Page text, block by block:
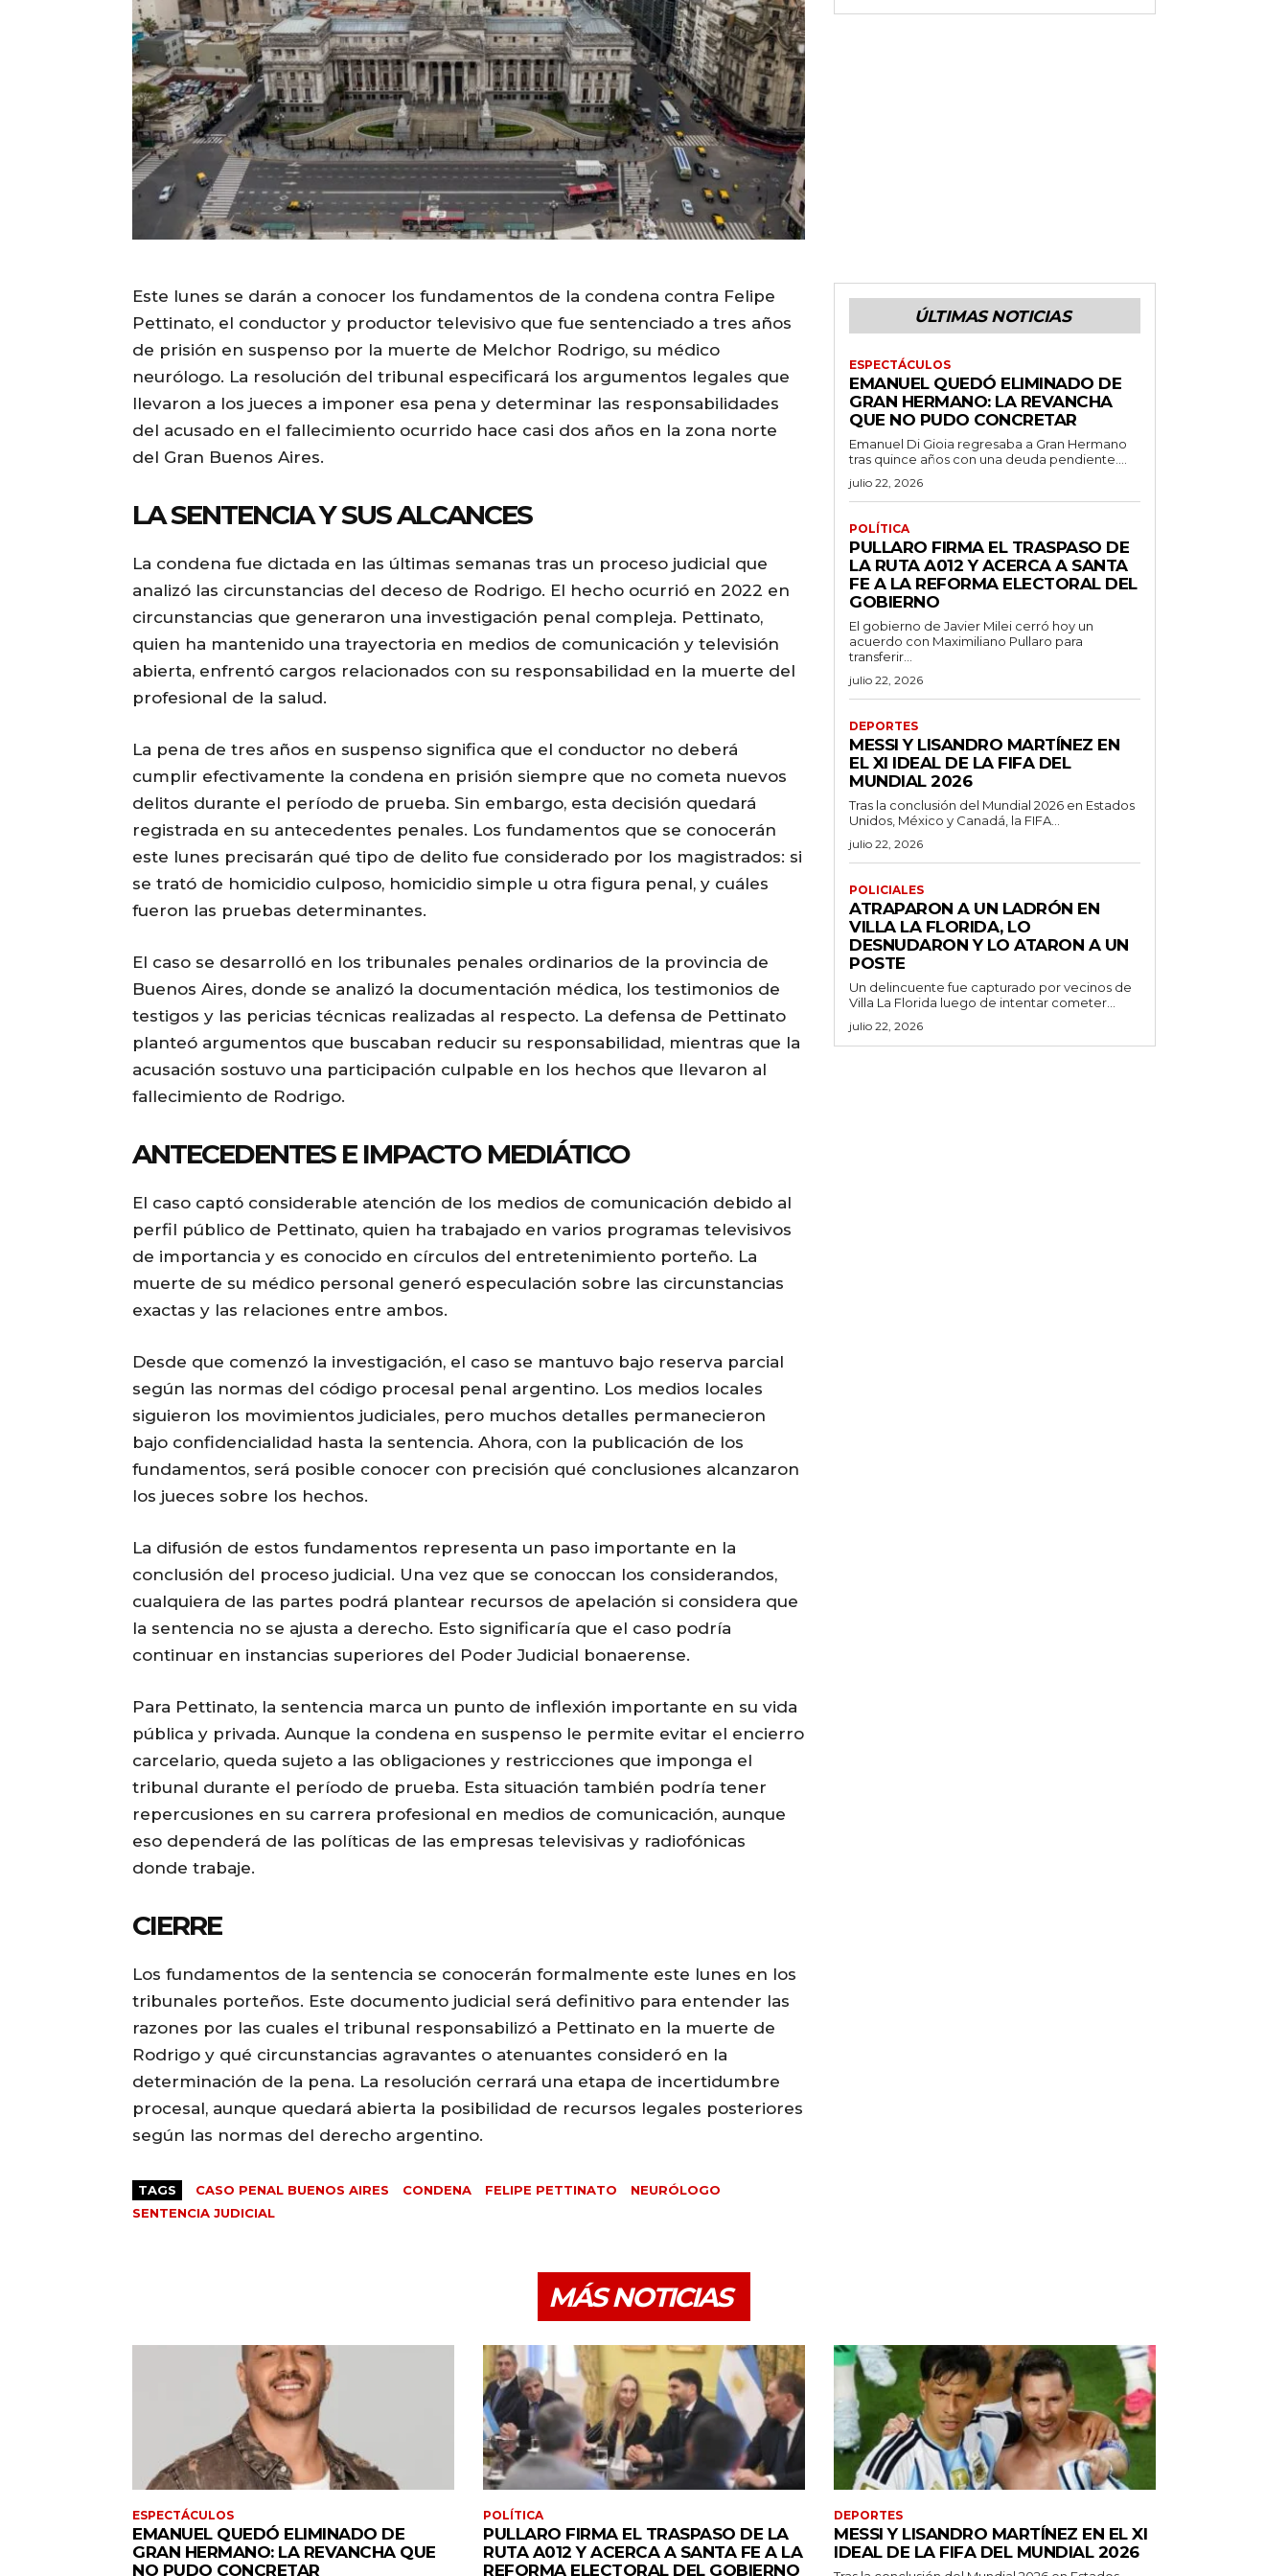
Este lunes se darán a conocer los fundamentos de la condena contra Felipe
Pettinato, el conductor y productor televisivo que fue sentenciado a tres años
de prisión en suspenso por la muerte de Melchor Rodrigo, su médico
neurólogo. La resolución del tribunal especificará los argumentos legales que
llevaron a los jueces a imponer esa pena y determinar las responsabilidades
del acusado en el fallecimiento ocurrido hace casi dos años en la zona norte
del Gran Buenos Aires.
LA SENTENCIA Y SUS ALCANCES
La condena fue dictada en las últimas semanas tras un proceso judicial que
analizó las circunstancias del deceso de Rodrigo. El hecho ocurrió en 2022 en
circunstancias que generaron una investigación penal compleja. Pettinato,
quien ha mantenido una trayectoria en medios de comunicación y televisión
abierta, enfrentó cargos relacionados con su responsabilidad en la muerte del
profesional de la salud.
La pena de tres años en suspenso significa que el conductor no deberá
cumplir efectivamente la condena en prisión siempre que no cometa nuevos
delitos durante el período de prueba. Sin embargo, esta decisión quedará
registrada en su antecedentes penales. Los fundamentos que se conocerán
este lunes precisarán qué tipo de delito fue considerado por los magistrados: si
se trató de homicidio culposo, homicidio simple u otra figura penal, y cuáles
fueron las pruebas determinantes.
El caso se desarrolló en los tribunales penales ordinarios de la provincia de
Buenos Aires, donde se analizó la documentación médica, los testimonios de
testigos y las pericias técnicas realizadas al respecto. La defensa de Pettinato
planteó argumentos que buscaban reducir su responsabilidad, mientras que la
acusación sostuvo una participación culpable en los hechos que llevaron al
fallecimiento de Rodrigo.
ANTECEDENTES E IMPACTO MEDIÁTICO
El caso captó considerable atención de los medios de comunicación debido al
perfil público de Pettinato, quien ha trabajado en varios programas televisivos
de importancia y es conocido en círculos del entretenimiento porteño. La
muerte de su médico personal generó especulación sobre las circunstancias
exactas y las relaciones entre ambos.
Desde que comenzó la investigación, el caso se mantuvo bajo reserva parcial
según las normas del código procesal penal argentino. Los medios locales
siguieron los movimientos judiciales, pero muchos detalles permanecieron
bajo confidencialidad hasta la sentencia. Ahora, con la publicación de los
fundamentos, será posible conocer con precisión qué conclusiones alcanzaron
los jueces sobre los hechos.
La difusión de estos fundamentos representa un paso importante en la
conclusión del proceso judicial. Una vez que se conoccan los considerandos,
cualquiera de las partes podrá plantear recursos de apelación si considera que
la sentencia no se ajusta a derecho. Esto significaría que el caso podría
continuar en instancias superiores del Poder Judicial bonaerense.
Para Pettinato, la sentencia marca un punto de inflexión importante en su vida
pública y privada. Aunque la condena en suspenso le permite evitar el encierro
carcelario, queda sujeto a las obligaciones y restricciones que imponga el
tribunal durante el período de prueba. Esta situación también podría tener
repercusiones en su carrera profesional en medios de comunicación, aunque
eso dependerá de las políticas de las empresas televisivas y radiofónicas
donde trabaje.
CIERRE
Los fundamentos de la sentencia se conocerán formalmente este lunes en los
tribunales porteños. Este documento judicial será definitivo para entender las
razones por las cuales el tribunal responsabilizó a Pettinato en la muerte de
Rodrigo y qué circunstancias agravantes o atenuantes consideró en la
determinación de la pena. La resolución cerrará una etapa de incertidumbre
procesal, aunque quedará abierta la posibilidad de recursos legales posteriores
según las normas del derecho argentino.
TAGS CASO PENAL BUENOS AIRES CONDENA FELIPE PETTINATO
NEURÓLOGO
SENTENCIA JUDICIAL
ÚLTIMAS NOTICIAS
ESPECTÁCULOS
EMANUEL QUEDÓ ELIMINADO DE
GRAN HERMANO: LA REVANCHA
QUE NO PUDO CONCRETAR
Emanuel Di Gioia regresaba a Gran Hermano
tras quince años con una deuda pendiente....
julio 22, 2026
POLÍTICA
PULLARO FIRMA EL TRASPASO DE
LA RUTA A012 Y ACERCA A SANTA
FE A LA REFORMA ELECTORAL DEL
GOBIERNO
El gobierno de Javier Milei cerró hoy un
acuerdo con Maximiliano Pullaro para
transferir...
julio 22, 2026
DEPORTES
MESSI Y LISANDRO MARTÍNEZ EN
EL XI IDEAL DE LA FIFA DEL
MUNDIAL 2026
Tras la conclusión del Mundial 2026 en Estados
Unidos, México y Canadá, la FIFA...
julio 22, 2026
POLICIALES
ATRAPARON A UN LADRÓN EN
VILLA LA FLORIDA, LO
DESNUDARON Y LO ATARON A UN
POSTE
Un delincuente fue capturado por vecinos de
Villa La Florida luego de intentar cometer...
julio 22, 2026
MÁS NOTICIAS
ESPECTÁCULOS
EMANUEL QUEDÓ ELIMINADO DE
GRAN HERMANO: LA REVANCHA QUE
NO PUDO CONCRETAR
POLÍTICA
PULLARO FIRMA EL TRASPASO DE LA
RUTA A012 Y ACERCA A SANTA FE A LA
REFORMA ELECTORAL DEL GOBIERNO
DEPORTES
MESSI Y LISANDRO MARTÍNEZ EN EL XI
IDEAL DE LA FIFA DEL MUNDIAL 2026